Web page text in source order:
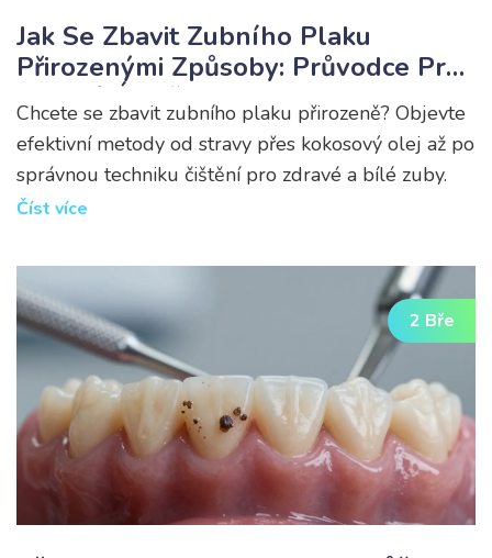
Jak Se Zbavit Zubního Plaku
Přirozenými Způsoby: Průvodce Pro
Zdravý Úsměv
Chcete se zbavit zubního plaku přirozeně? Objevte
efektivní metody od stravy přes kokosový olej až po
správnou techniku čištění pro zdravé a bílé zuby.
Číst více
2 Bře